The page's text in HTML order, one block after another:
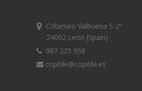
C/Ramiro Valbuena 5-2º
24002 León (Spain)
987 225 958
copitile@copitile.es